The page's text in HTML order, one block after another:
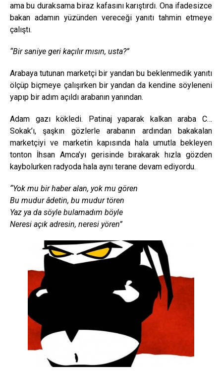
ama bu duraksama biraz kafasını karıştırdı. Ona ifadesizce
bakan adamın yüzünden vereceği yanıtı tahmin etmeye
çalıştı.
“Bir saniye geri kaçılır mısın, usta?”
Arabaya tutunan marketçi bir yandan bu beklenmedik yanıtı
ölçüp biçmeye çalışırken bir yandan da kendine söyleneni
yapıp bir adım açıldı arabanın yanından.
Adam gazı kökledi. Patinaj yaparak kalkan araba C…
Sokak’ı, şaşkın gözlerle arabanın ardından bakakalan
marketçiyi ve marketin kapısında hala umutla bekleyen
tonton İhsan Amca’yı gerisinde bırakarak hızla gözden
kaybolurken radyoda hala aynı terane devam ediyordu.
“Yok mu bir haber alan, yok mu gören
Bu mudur âdetin, bu mudur tören
Yaz ya da söyle bulamadım böyle
Neresi açık adresin, neresi yören”